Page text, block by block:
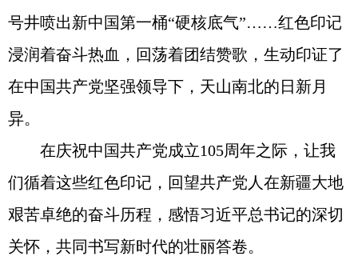
号井喷出新中国第一桶“硬核底气”……红色印记
浸润着奋斗热血，回荡着团结赞歌，生动印证了
在中国共产党坚强领导下，天山南北的日新月
异。
在庆祝中国共产党成立105周年之际，让我
们循着这些红色印记，回望共产党人在新疆大地
艰苦卓绝的奋斗历程，感悟习近平总书记的深切
关怀，共同书写新时代的壮丽答卷。